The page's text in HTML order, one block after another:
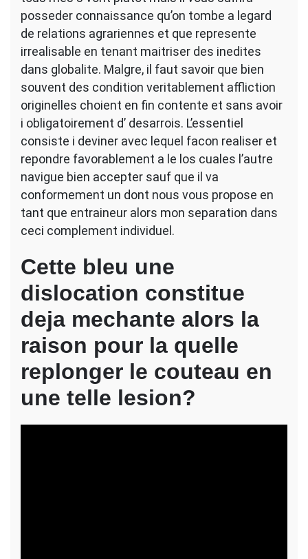
posseder connaissance qu’on tombe a legard
de relations agrariennes et que represente
irrealisable en tenant maitriser des inedites
dans globalite. Malgre, il faut savoir que bien
souvent des condition veritablement affliction
originelles choient en fin contente et sans avoir
i obligatoirement d’ desarrois. L’essentiel
consiste i deviner avec lequel facon realiser et
repondre favorablement a le los cuales l’autre
navigue bien accepter sauf que il va
conformement un dont nous vous propose en
tant que entraineur alors mon separation dans
ceci complement individuel.
Cette bleu une
dislocation constitue
deja mechante alors la
raison pour la quelle
replonger le couteau en
une telle lesion?